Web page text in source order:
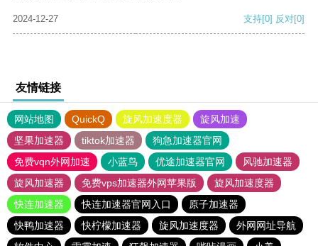
2024-12-27 支持[0] 反对[0]
友情链接
网站地图 QuickQ 旋风加速度器
旋风加速
坚果加速器
tiktok加速器
狗急加速器官网
免费vqn外网加速
小蓝鸟 优途加速器官网
风驰加速器
旋风加速器
免费vps加速器外网苹果版
旋风加速度器
快连加速器
快连加速器官网入口
原子加速器
快鸭加速器
快柠檬加速器 旋风加速度器
外网网址导航